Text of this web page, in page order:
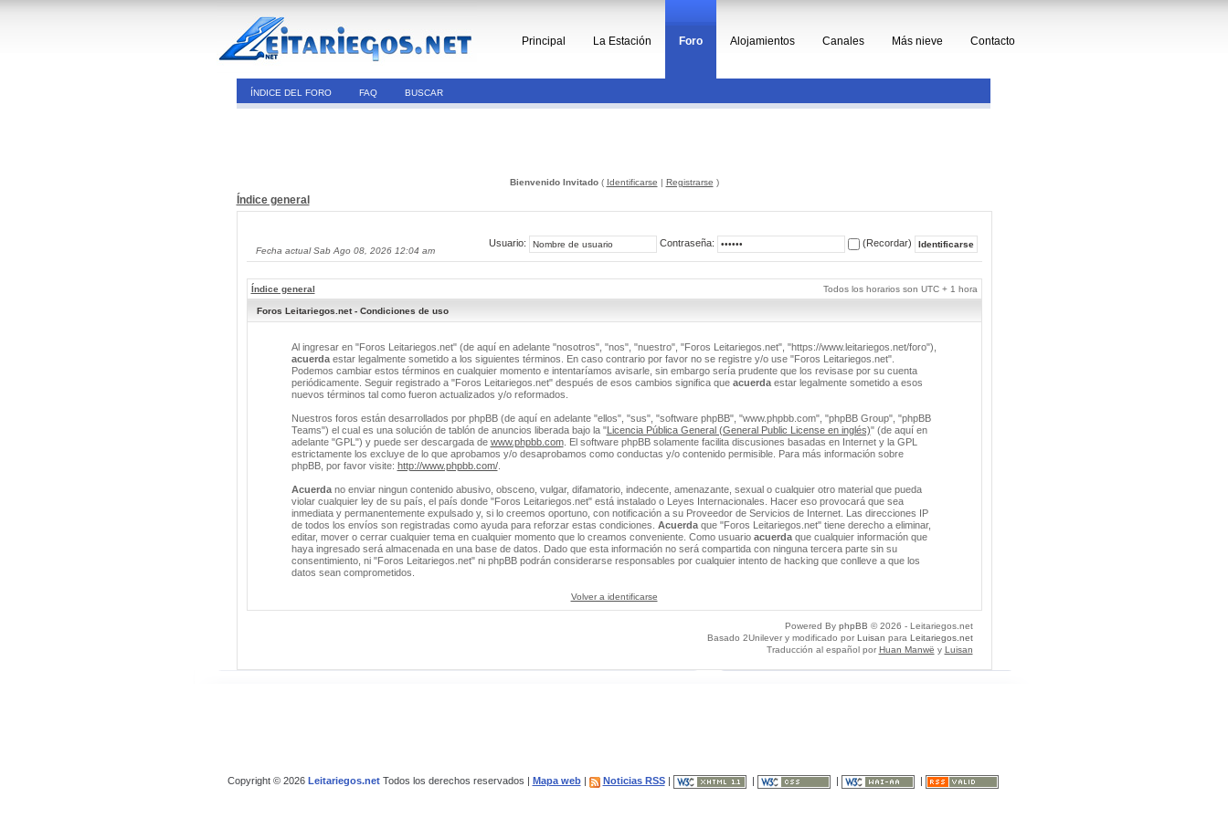
Principal La Estación Foro Alojamientos Canales Más nieve Contacto
ÍNDICE DEL FORO FAQ BUSCAR
Bienvenido Invitado( Identificarse | Registrarse )
Índice general
Fecha actual Sab Ago 08, 2026 12:04 am
Usuario: Contraseña: (Recordar)
Índice general Todos los horarios son UTC + 1 hora
Foros Leitariegos.net - Condiciones de uso
Al ingresar en "Foros Leitariegos.net" (de aquí en adelante "nosotros", "nos", "nuestro", "Foros Leitariegos.net", "https://www.leitariegos.net/foro"),
acuerdaestar legalmente sometido a los siguientes términos. En caso contrario por favor no se registre y/o use "Foros Leitariegos.net".
Podemos cambiar estos términos en cualquier momento e intentaríamos avisarle, sin embargo sería prudente que los revisase por su cuenta
periódicamente. Seguir registrado a "Foros Leitariegos.net" después de esos cambios significa que acuerdaestar legalmente sometido a esos
nuevos términos tal como fueron actualizados y/o reformados.
Nuestros foros están desarrollados por phpBB (de aquí en adelante "ellos", "sus", "software phpBB", "www.phpbb.com", "phpBB Group", "phpBB
Teams") el cual es una solución de tablón de anuncios liberada bajo la "Licencia Pública General (General Public License en inglés)" (de aquí en
adelante "GPL") y puede ser descargada de www.phpbb.com. El software phpBB solamente facilita discusiones basadas en Internet y la GPL
estrictamente los excluye de lo que aprobamos y/o desaprobamos como conductas y/o contenido permisible. Para más información sobre
phpBB, por favor visite: http://www.phpbb.com/.
Acuerdano enviar ningun contenido abusivo, obsceno, vulgar, difamatorio, indecente, amenazante, sexual o cualquier otro material que pueda
violar cualquier ley de su país, el país donde "Foros Leitariegos.net" está instalado o Leyes Internacionales. Hacer eso provocará que sea
inmediata y permanentemente expulsado y, si lo creemos oportuno, con notificación a su Proveedor de Servicios de Internet. Las direcciones IP
de todos los envíos son registradas como ayuda para reforzar estas condiciones. Acuerdaque "Foros Leitariegos.net" tiene derecho a eliminar,
editar, mover o cerrar cualquier tema en cualquier momento que lo creamos conveniente. Como usuario acuerdaque cualquier información que
haya ingresado será almacenada en una base de datos. Dado que esta información no será compartida con ninguna tercera parte sin su
consentimiento, ni "Foros Leitariegos.net" ni phpBB podrán considerarse responsables por cualquier intento de hacking que conlleve a que los
datos sean comprometidos.
Volver a identificarse
Powered By phpBB © 2026 - Leitariegos.net
Basado 2Unilever y modificado por Luisan para Leitariegos.net
Traducción al español por Huan Manwë y Luisan
Copyright © 2026 Leitariegos.netTodos los derechos reservados | Mapa web| Noticias RSS|